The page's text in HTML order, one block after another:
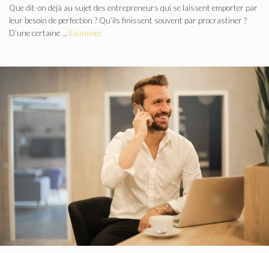
Que dit-on déjà au sujet des entrepreneurs qui se laissent emporter par
leur besoin de perfection ? Qu’ils finissent souvent par procrastiner ?
D’une certaine … Examiner